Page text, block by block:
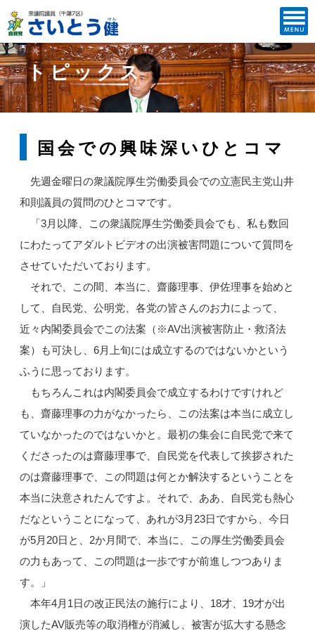
トピックス
国会での興味深いひとコマ
先週金曜日の衆議院厚生労働委員会での立憲民主党山井
和則議員の質問のひとコマです。
「3月以降、この衆議院厚生労働委員会でも、私も数回
にわたってアダルトビデオの出演被害問題について質問を
させていただいております。
それで、この間、本当に、齋藤理事、伊佐理事を始めと
して、自民党、公明党、各党の皆さんのお力によって、
近々内閣委員会でこの法案（※AV出演被害防止・救済法
案）も可決し、6月上旬には成立するのではないかという
ふうに思っております。
もちろんこれは内閣委員会で成立するわけですけれど
も、齋藤理事の力がなかったら、この法案は本当に成立し
ていなかったのではないかと。最初の集会に自民党で来て
くださったのは齋藤理事で、自民党を代表して挨拶された
のは齋藤理事で、この問題は何とか解決するということを
本当に決意されたんですよ。それで、ああ、自民党も熱心
だなということになって、あれが3月23日ですから、今日
が5月20日と、2か月間で、本当に、この厚生労働委員会
の力もあって、この問題は一歩ですが前進しつつありま
す。」
本年4月1日の改正民法の施行により、18才、19才が出
演したAV販売等の取消権が消滅し、被害が拡大する懸念